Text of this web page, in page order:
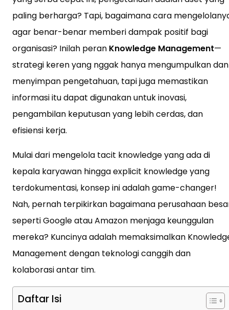
paling berharga? Tapi, bagaimana cara
agar benar-benar memberi dampak positif bagi
organisasi? Inilah peran Knowledge Management—
strategi keren yang nggak hanya mengumpulkan dan
menyimpan pengetahuan, tapi juga memastikan
informasi itu dapat digunakan untuk inovasi,
pengambilan keputusan yang lebih cerdas, dan
efisiensi kerja.
Mulai dari mengelola tacit knowledge yang ada di
kepala karyawan hingga explicit knowledge yang
terdokumentasi, konsep ini adalah game-changer!
Nah, pernah terpikirkan bagaimana perusahaan
seperti Google atau Amazon menjaga keunggulan
mereka? Kuncinya adalah memaksimalkan
Management dengan teknologi canggih dan
kolaborasi antar tim.
Daftar Isi